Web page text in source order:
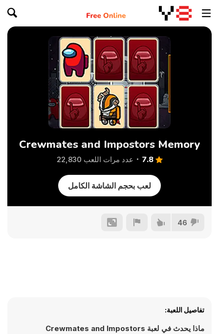
Crewmates and Impostors Memory
7.8 عدد مرات اللعب 22,830
لعب بحجم الشاشة الكامل
46
تفاصيل اللعبة:
ماذا يحدث في لعبة Crewmates and Impostors